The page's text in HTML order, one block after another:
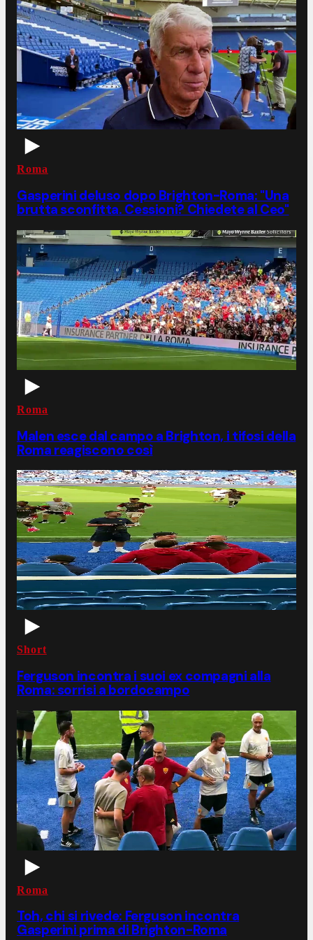
Roma
Gasperini deluso dopo Brighton-Roma: "Una
brutta sconfitta. Cessioni? Chiedete al Ceo"
Roma
Malen esce dal campo a Brighton, i tifosi della
Roma reagiscono così
Short
Ferguson incontra i suoi ex compagni alla
Roma: sorrisi a bordocampo
Roma
Toh, chi si rivede: Ferguson incontra
Gasperini prima di Brighton-Roma